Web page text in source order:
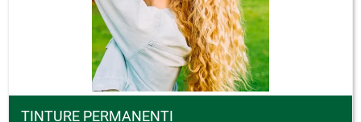
TINTURE PERMANENTI